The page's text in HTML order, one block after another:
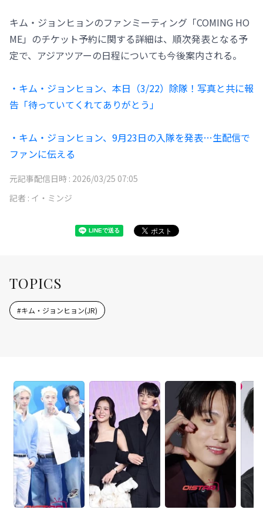
キム・ジョンヒョンのファンミーティング「COMING HO
ME」のチケット予約に関する詳細は、順次発表となる予
定で、アジアツアーの日程についても今後案内される。
・キム・ジョンヒョン、本日（3/22）除隊！写真と共に報
告「待っていてくれてありがとう」
・キム・ジョンヒョン、9月23日の入隊を発表…生配信で
ファンに伝える
元記事配信日時 : 2026/03/25 07:05
記者 : イ・ミンジ
TOPICS
#キム・ジョンヒョン(JR)